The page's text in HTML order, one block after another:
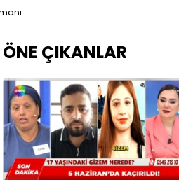
ÖNE ÇIKANLAR